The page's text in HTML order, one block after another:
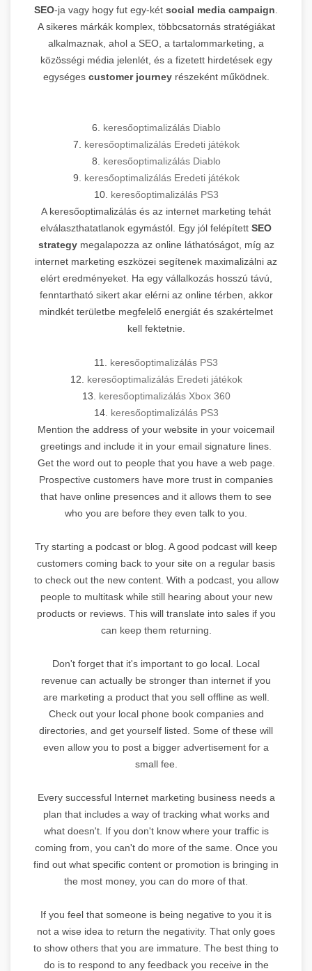
SEO-ja vagy hogy fut egy-két social media campaign
A sikeres márkák komplex, többcsatornás stratégiákat
alkalmaznak, ahol a SEO, a tartalommarketing, a
közösségi média jelenlét, és a fizetett hirdetések egy
egységes customer journeyrészeként működnek.
6. keresőoptimalizálás Diablo
7. keresőoptimalizálás Eredeti játékok
8. keresőoptimalizálás Diablo
9. keresőoptimalizálás Eredeti játékok
10. keresőoptimalizálás PS3
A keresőoptimalizálás és az internet marketing tehát
elválaszthatatlanok egymástól. Egy jól felépített SEO
strategymegalapozza az online láthatóságot, míg az
internet marketing eszközei segítenek maximalizálni az
elért eredményeket. Ha egy vállalkozás hosszú távú,
fenntartható sikert akar elérni az online térben, akkor
mindkét területbe megfelelő energiát és szakértelmet
kell fektetnie.
11. keresőoptimalizálás PS3
12. keresőoptimalizálás Eredeti játékok
13. keresőoptimalizálás Xbox 360
14. keresőoptimalizálás PS3
Mention the address of your website in your voicemail
greetings and include it in your email signature lines.
Get the word out to people that you have a web page.
Prospective customers have more trust in companies
that have online presences and it allows them to see
who you are before they even talk to you.
Try starting a podcast or blog. A good podcast will keep
customers coming back to your site on a regular basis
to check out the new content. With a podcast, you allow
people to multitask while still hearing about your new
products or reviews. This will translate into sales if you
can keep them returning.
Don't forget that it's important to go local. Local
revenue can actually be stronger than internet if you
are marketing a product that you sell offline as well.
Check out your local phone book companies and
directories, and get yourself listed. Some of these will
even allow you to post a bigger advertisement for a
small fee.
Every successful Internet marketing business needs a
plan that includes a way of tracking what works and
what doesn't. If you don't know where your traffic is
coming from, you can't do more of the same. Once you
find out what specific content or promotion is bringing in
the most money, you can do more of that.
If you feel that someone is being negative to you it is
not a wise idea to return the negativity. That only goes
to show others that you are immature. The best thing to
do is to respond to any feedback you receive in the